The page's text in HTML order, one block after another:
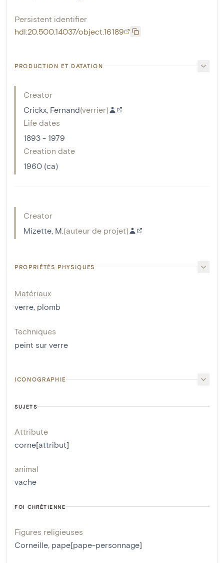
Persistent identifier
hdl:20.500.14037/object.16189
PRODUCTION ET DATATION
Creator
Crickx, Fernand(verrier)
Life dates
1893 - 1979
Creation date
1960 (ca)
Creator
Mizette, M.(auteur de projet)
PROPRIÉTÉS PHYSIQUES
Matériaux
verre, plomb
Techniques
peint sur verre
ICONOGRAPHIE
SUJETS
Attribute
corne[attribut]
animal
vache
FOI CHRÉTIENNE
Figures religieuses
Corneille, pape[pape-personnage]